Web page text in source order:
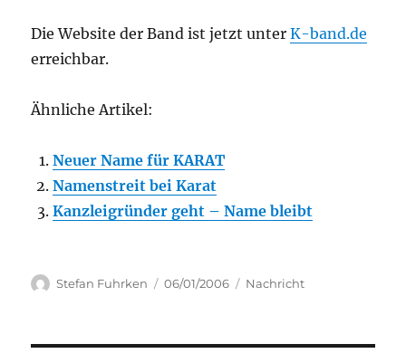
Die Website der Band ist jetzt unterK-band.de
erreichbar.
Ähnliche Artikel:
Neuer Name für KARAT
Namenstreit bei Karat
Kanzleigründer geht – Name bleibt
Author
Stefan Fuhrken
Posted
06/01/2006 Categories
Nachricht